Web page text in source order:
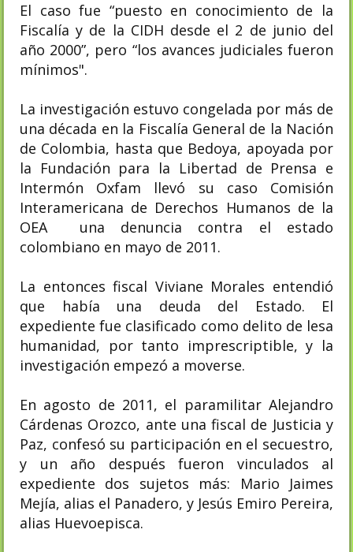
El caso fue “puesto en conocimiento de la
Fiscalía y de la CIDH desde el 2 de junio del
año 2000”, pero “los avances judiciales fueron
mínimos".
La investigación estuvo congelada por más de
una década en la Fiscalía General de la Nación
de Colombia, hasta que Bedoya, apoyada por
la Fundación para la Libertad de Prensa e
Intermón Oxfam llevó su caso Comisión
Interamericana de Derechos Humanos​ de la
OEA una denuncia contra el estado
colombiano en mayo de 2011.
La entonces fiscal Viviane Morales entendió
que había una deuda del Estado. El
expediente fue clasificado como delito de lesa
humanidad, por tanto imprescriptible, y la
investigación empezó a moverse.
En agosto de 2011, el paramilitar Alejandro
Cárdenas Orozco, ante una fiscal de Justicia y
Paz, confesó su participación en el secuestro,
y un año después fueron vinculados al
expediente dos sujetos más: Mario Jaimes
Mejía, alias el Panadero, y Jesús Emiro Pereira,
alias Huevoepisca.